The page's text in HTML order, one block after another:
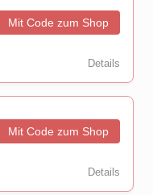
Mit Code zum Shop
Details
Mit Code zum Shop
Details